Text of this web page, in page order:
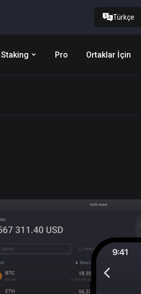
Türkçe
Staking Pro Ortaklar İçin